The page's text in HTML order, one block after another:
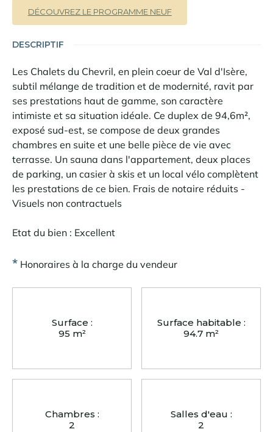
DÉCOUVREZ LE PROGRAMME NEUF
DESCRIPTIF
Les Chalets du Chevril, en plein coeur de Val d'Isère,
subtil mélange de tradition et de modernité, ravit par
ses prestations haut de gamme, son caractère
intimiste et sa situation idéale. Ce duplex de 94,6m²,
exposé sud-est, se compose de deux grandes
chambres en suite et une belle pièce de vie avec
terrasse. Un sauna dans l'appartement, deux places
de parking, un casier à skis et un local vélo complètent
les prestations de ce bien. Frais de notaire réduits -
Visuels non contractuels
Etat du bien : Excellent
* Honoraires à la charge du vendeur
Surface :
95 m²
Surface habitable :
94.7 m²
Chambres :
2
Salles d'eau :
2